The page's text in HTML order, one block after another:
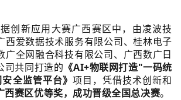
创新应用大赛广西赛区中，由凌波技
西爱数据技术服务有限公司、桂林电子
广全网融合科技有限公司、广西数广日
司共同打造的 《AI+物联网打造"一码统
全监管平台》 项目，凭借技术创新和
西赛区优等奖，成功晋级全国总决赛。